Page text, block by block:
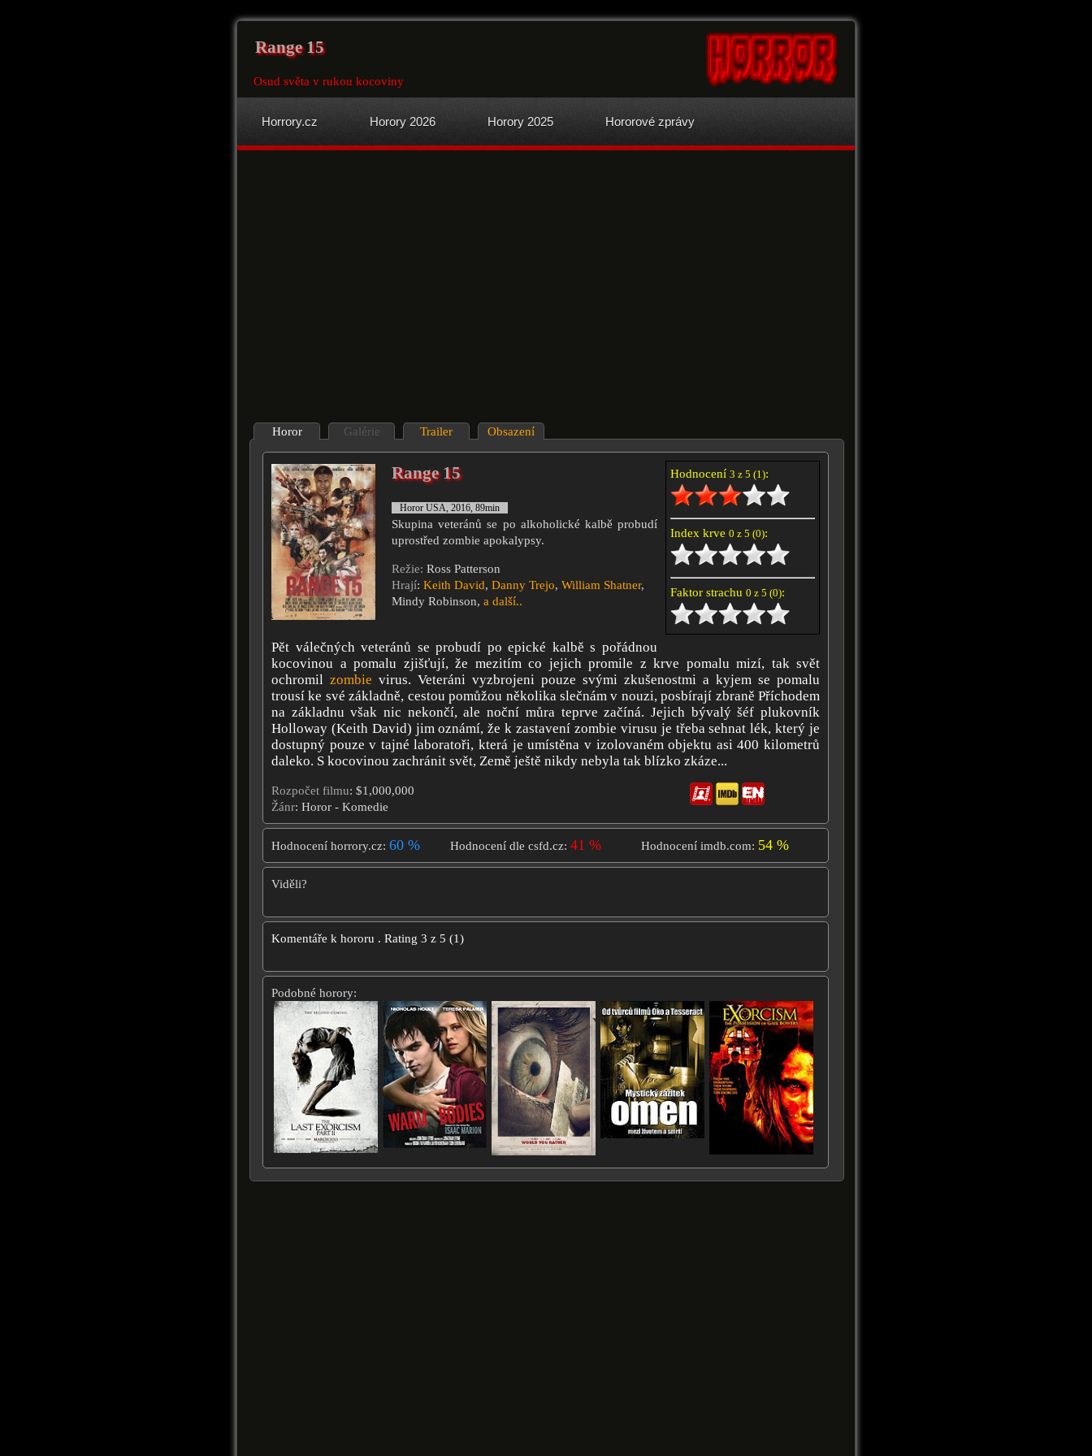
Range 15
Osud světa v rukou kocoviny
Horrory.cz Horory 2026 Horory 2025 Hororové zprávy
Horor Galérie Trailer Obsazení
Hodnocení 3 z 5 (1):
Index krve 0 z 5 (0):
Faktor strachu 0 z 5 (0):
Range 15
Horor USA, 2016, 89min
Skupina veteránů se po alkoholické kalbě probudí
uprostřed zombie apokalypsy.
Režie: Ross Patterson
Hrají: Keith David, Danny Trejo, William Shatner,
Mindy Robinson, a další..
Pět válečných veteránů se probudí po epické kalbě s pořádnou
kocovinou a pomalu zjišťují, že mezitím co jejich promile z krve pomalu mizí, tak svět
ochromil zombie virus. Veteráni vyzbrojeni pouze svými zkušenostmi a kyjem se pomalu
trousí ke své základně, cestou pomůžou několika slečnám v nouzi, posbírají zbraně Příchodem
na základnu však nic nekončí, ale noční můra teprve začíná. Jejich bývalý šéf plukovník
Holloway (Keith David) jim oznámí, že k zastavení zombie virusu je třeba sehnat lék, který je
dostupný pouze v tajné laboratoři, která je umístěna v izolovaném objektu asi 400 kilometrů
daleko. S kocovinou zachránit svět, Země ještě nikdy nebyla tak blízko zkáze...
Rozpočet filmu: $1,000,000
Žánr: Horor - Komedie
Hodnocení horrory.cz: 60 % Hodnocení dle csfd.cz: 41 % Hodnocení imdb.com: 54 %
Viděli?
Komentáře k hororu . Rating 3 z 5 (1)
Podobné horory: